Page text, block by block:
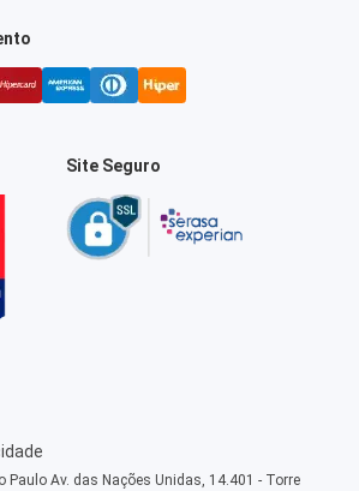
Site Seguro
Paulo Av. das Nações Unidas, 14.401 - Torre